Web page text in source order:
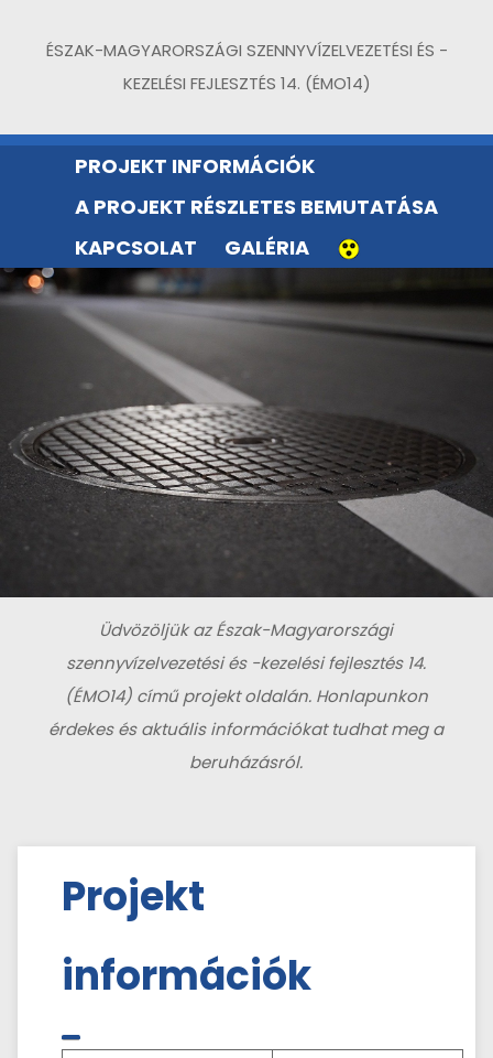
ÉSZAK-MAGYARORSZÁGI SZENNYVÍZELVEZETÉSI ÉS -
KEZELÉSI FEJLESZTÉS 14. (ÉMO14)
PROJEKT INFORMÁCIÓK
A PROJEKT RÉSZLETES BEMUTATÁSA
KAPCSOLAT
GALÉRIA
Üdvözöljük az Észak-Magyarországi
szennyvízelvezetési és -kezelési fejlesztés 14.
(ÉMO14) című projekt oldalán. Honlapunkon
érdekes és aktuális információkat tudhat meg a
beruházásról.
Projekt
információk